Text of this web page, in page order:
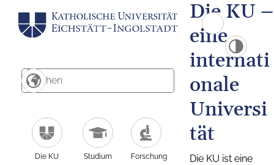
Die KU Studium Forschung
Die KU –
eine
internati
onale
Universi
tät
Die KU ist eine